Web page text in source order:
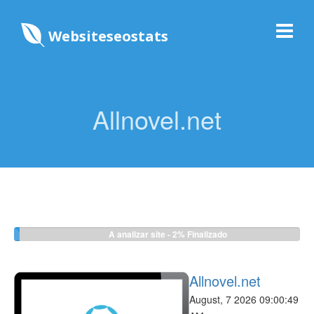
Websiteseostats
Allnovel.net
A analizar site - 2% Finalizado
Allnovel.net
August, 7 2026 09:00:49